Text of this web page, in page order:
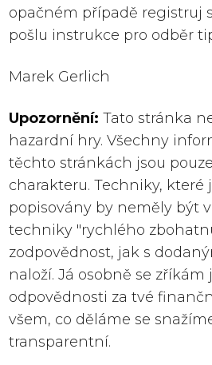
opačném případě registruj
pošlu instrukce pro odběr
Marek Gerlich
Upozornění: Tato stránka
hazardní hry. Všechny
těchto stránkách jsou
charakteru. Techniky, které
popisovány by neměly být
techniky "rychlého
zodpovědnost, jak s
naloží. Já osobně se zříkám
odpovědnosti za tvé
všem, co děláme se
transparentní.